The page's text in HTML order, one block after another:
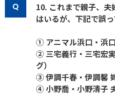
10. これまで親子、
はいるが、下記で誤
① アニマル浜口・浜
② 三宅義行・三宅宏
グ）
③ 伊調千春・伊調馨
④ 小野喬・小野清子